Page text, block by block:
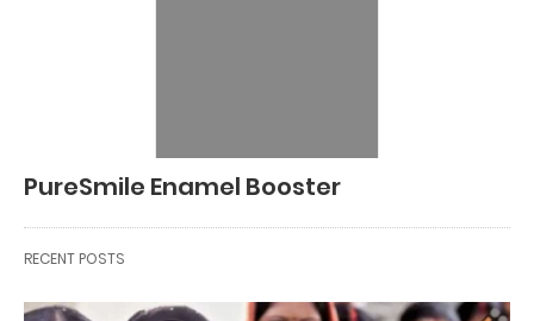
PureSmile Enamel Booster
RECENT POSTS